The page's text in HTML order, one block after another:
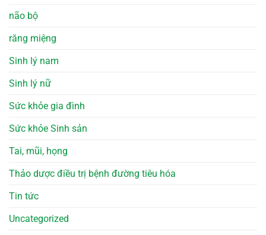
não bộ
răng miệng
Sinh lý nam
Sinh lý nữ
Sức khỏe gia đình
Sức khỏe Sinh sản
Tai, mũi, họng
Thảo dược điều trị bệnh đường tiêu hóa
Tin tức
Uncategorized